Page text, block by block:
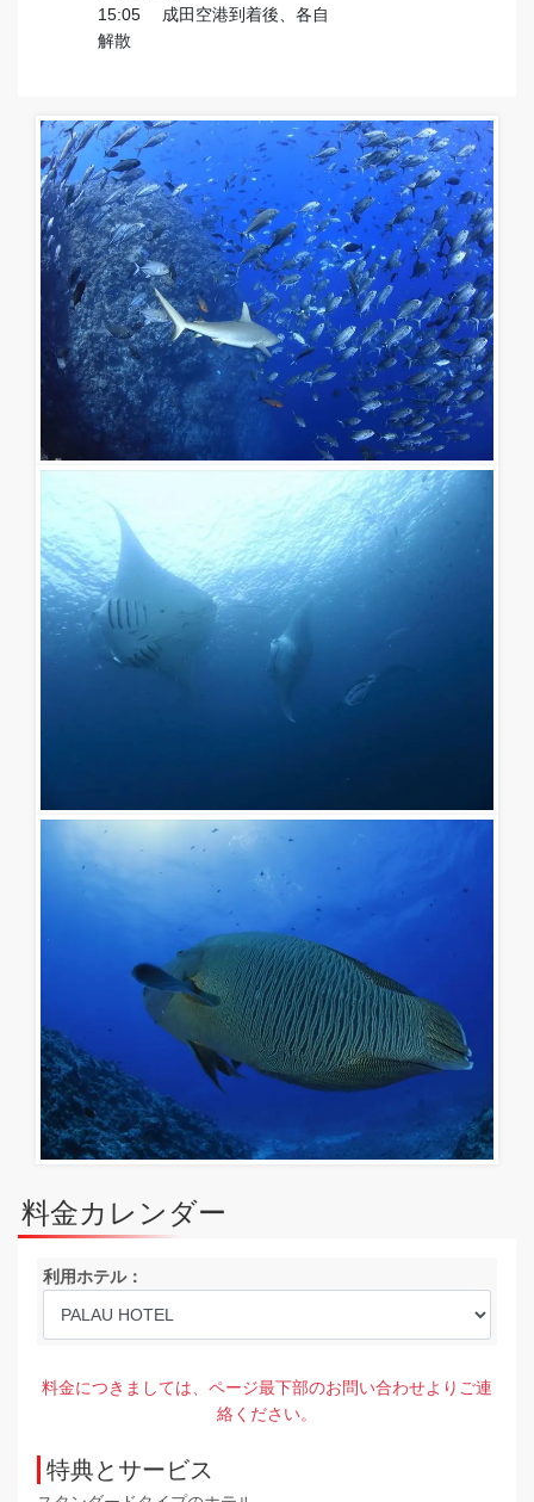
15:05 成田空港到着後、各自
解散
料金カレンダー
利用ホテル：
料金につきましては、ページ最下部のお問い合わせよりご連
絡ください。
特典とサービス